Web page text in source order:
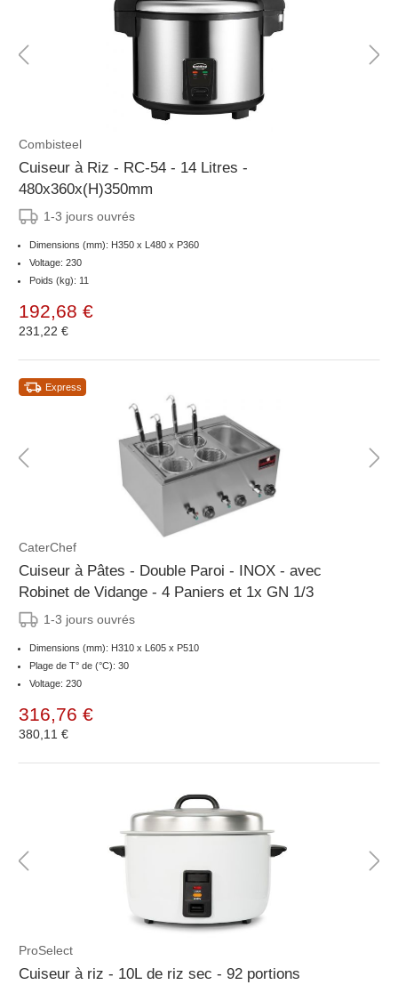
Combisteel
Cuiseur à Riz - RC-54 - 14 Litres -
480x360x(H)350mm
1-3 jours ouvrés
Dimensions (mm): H350 x L480 x P360
Voltage: 230
Poids (kg): 11
192,68 €
231,22 €
Express
CaterChef
Cuiseur à Pâtes - Double Paroi - INOX - avec
Robinet de Vidange - 4 Paniers et 1x GN 1/3
1-3 jours ouvrés
Dimensions (mm): H310 x L605 x P510
Plage de T° de (°C): 30
Voltage: 230
316,76 €
380,11 €
ProSelect
Cuiseur à riz - 10L de riz sec - 92 portions